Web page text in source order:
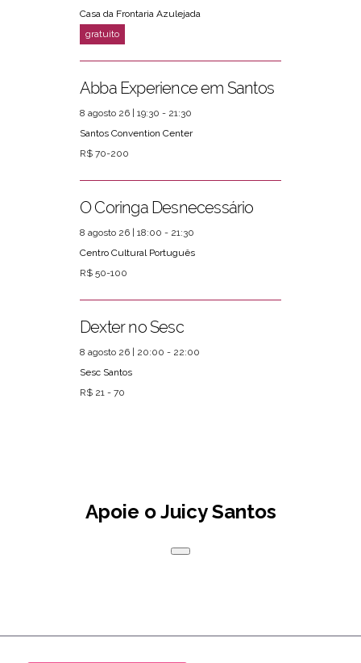
Casa da Frontaria Azulejada
Abba Experience em Santos
8 agosto 26 | 19:30 - 21:30
Santos Convention Center
R$ 70-200
O Coringa Desnecessário
8 agosto 26 | 18:00 - 21:30
Centro Cultural Português
R$ 50-100
Dexter no Sesc
8 agosto 26 | 20:00 - 22:00
Sesc Santos
R$ 21 - 70
Apoie o Juicy Santos